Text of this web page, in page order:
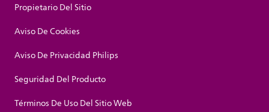
Propietario Del Sitio
Aviso De Cookies
Aviso De Privacidad Philips
Seguridad Del Producto
Términos De Uso Del Sitio Web